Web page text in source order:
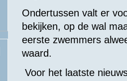
Ondertussen valt er
bekijken, op de wal
eerste zwemmers
waard.
Voor het laatste